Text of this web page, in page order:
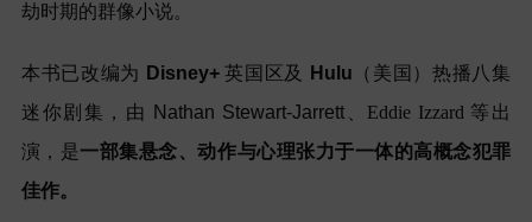
劫时期的群像小说。
本书已改编为 Disney+英国区及 Hulu （美国）热播八集
迷你剧集，由 Nathan Stewart-Jarrett、 Eddie Izzard 等出
演，是一部集悬念、动作与心理张力于一体的高概念犯罪
佳作。